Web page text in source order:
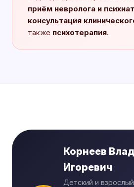
приём невролога и
консультация
также психотерапия.
Корнеев
Игоревич
Детский и